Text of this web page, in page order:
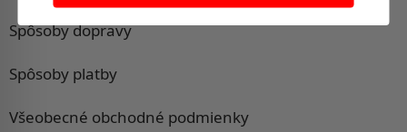
Spôsoby dopravy
Spôsoby platby
Všeobecné obchodné podmienky